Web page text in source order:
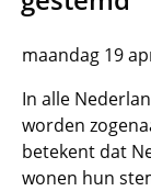
maandag 19
In alle
worden
betekent dat
wonen hun